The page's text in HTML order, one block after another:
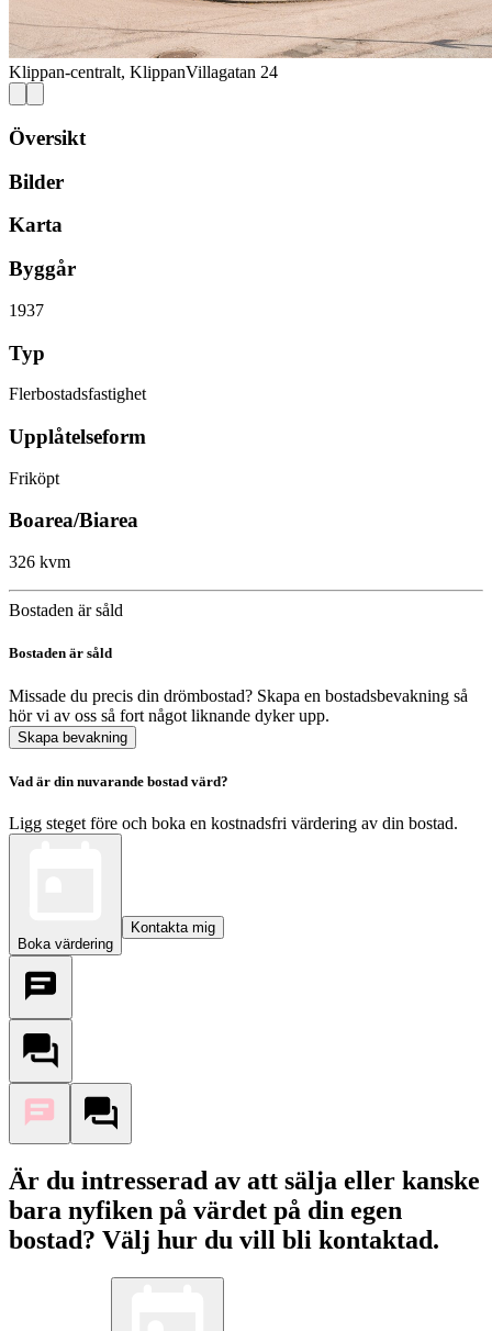
Klippan-centralt, KlippanVillagatan 24
Översikt
Bilder
Karta
Byggår
1937
Typ
Flerbostadsfastighet
Upplåtelseform
Friköpt
Boarea/Biarea
326 kvm
Bostaden är såld
Bostaden är såld
Missade du precis din drömbostad? Skapa en bostadsbevakning så
hör vi av oss så fort något liknande dyker upp.
Skapa bevakning
Vad är din nuvarande bostad värd?
Ligg steget före och boka en kostnadsfri värdering av din bostad.
Boka värdering
Kontakta mig
Är du intresserad av att sälja eller kanske
bara nyfiken på värdet på din egen
bostad? Välj hur du vill bli kontaktad.